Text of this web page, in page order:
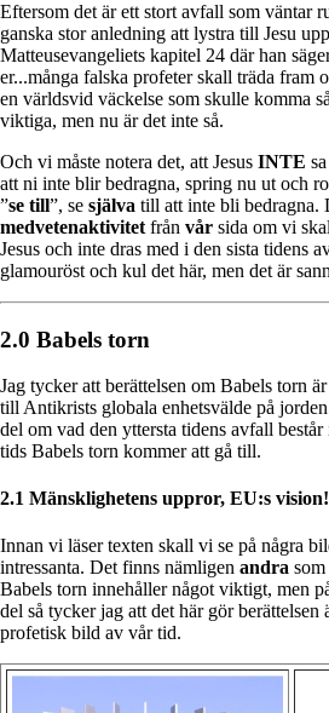
Eftersom det är ett stort avfall som väntar
ganska stor anledning att lystra till Jesu
Matteusevangeliets kapitel 24 där han
er...många falska profeter skall träda fram
en världsvid väckelse som skulle komma
viktiga, men nu är det inte så.
Och vi måste notera det, att Jesus INTE
att ni inte blir bedragna, spring nu ut och
”se till”, se själva till att inte bli bedragna.
medvetenaktivitet från vår sida om vi
Jesus och inte dras med i den sista tidens
glamouröst och kul det här, men det är
2.0 Babels torn
Jag tycker att berättelsen om Babels torn
till Antikrists globala enhetsvälde på
del om vad den yttersta tidens avfall
tids Babels torn kommer att gå till.
2.1 Mänsklighetens uppror, EU:s vision!
Innan vi läser texten skall vi se på några
intressanta. Det finns nämligen andra
Babels torn innehåller något viktigt, men
del så tycker jag att det här gör berättelsen
profetisk bild av vår tid.